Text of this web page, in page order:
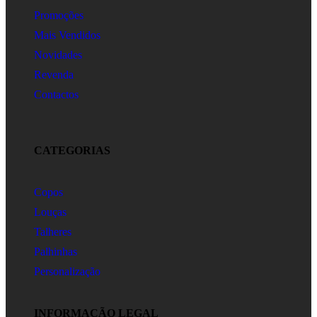
Promoções
Mais Vendidos
Novidades
Revenda
Contactos
CATEGORIAS
Copos
Louças
Talheres
Palhinhas
Personalização
INFORMAÇÃO LEGAL